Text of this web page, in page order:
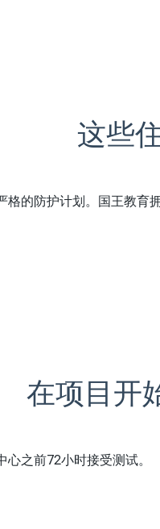
这些
的防护计划。国王教育
在项目开
之前72小时接受测试。